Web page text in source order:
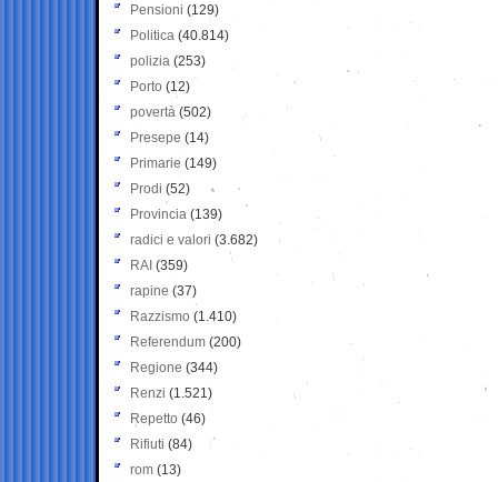
Pensioni (129)
Politica (40.814)
polizia (253)
Porto (12)
povertà (502)
Presepe (14)
Primarie (149)
Prodi (52)
Provincia (139)
radici e valori (3.682)
RAI (359)
rapine (37)
Razzismo (1.410)
Referendum (200)
Regione (344)
Renzi (1.521)
Repetto (46)
Rifiuti (84)
rom (13)